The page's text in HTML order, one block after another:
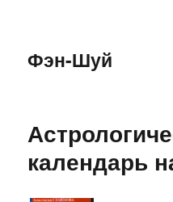
Фэн-Шуй
календарь